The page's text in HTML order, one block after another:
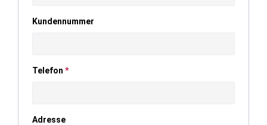
Kundennummer
Telefon *
Adresse